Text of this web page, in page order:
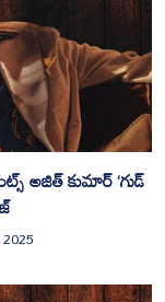
అజిత్ కుమార్ ‘గుడ్